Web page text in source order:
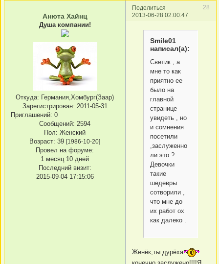
Поделиться
28
2013-06-28 02:00:47
Анюта Хайнц
Душа компании!
Откуда: Германия,Хомбург(Заар)
Зарегистрирован: 2011-05-31
Приглашений: 0
Сообщений: 2594
Пол: Женский
Возраст: 39 [1986-10-20]
Провел на форуме:
1 месяц 10 дней
Последний визит:
2015-09-04 17:15:06
Smile01
написал(а):
Светик , а
мне то как
приятно ее
было на
главной
странице
увидеть , но
и сомнения
посетили
,заслуженно
ли это ?
Девочки
такие
шедевры
сотворили ,
что мне до
их работ ох
как далеко .
Женёк,ты дурёха
конечно заслужено!!!!Я